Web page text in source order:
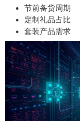
节前备货周期
定制礼品占比
套装产品需求